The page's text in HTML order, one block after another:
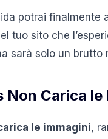
potrai
tuo sito che
sarà solo un brutto
Non Carica
le immagini,